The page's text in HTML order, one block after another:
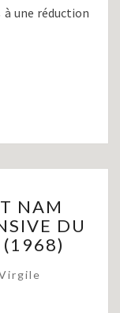
à une réduction
SUITE
NAM
DU
(1968)